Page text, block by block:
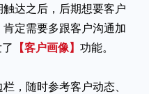
达之后，后期想要客户
定需要多跟客户沟通加
【客户画像】 功能。
，随时参考客户动态、